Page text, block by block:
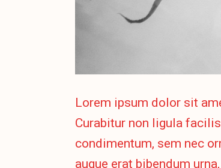
Lorem ipsum dolor sit
Curabitur non ligula
condimentum, sem nec
augue erat bibendum